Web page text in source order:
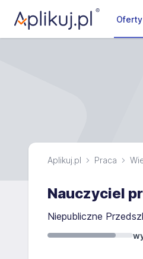
Aplikuj.pl Praca
Nauczyciel
Niepubliczne